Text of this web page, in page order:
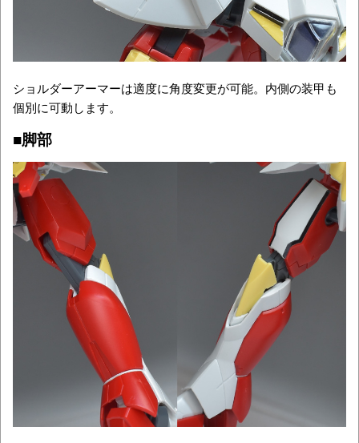
ショルダーアーマーは適度に角度変更が可能。内側の装甲も
個別に可動します。
■脚部